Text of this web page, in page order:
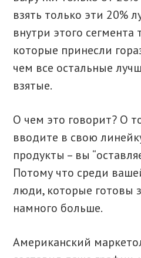
взять только эти 20%
внутри этого сегмента
которые принесли
чем все остальные
взятые.
О чем это говорит? О
вводите в свою
продукты – вы
Потому что среди
люди, которые готовы
намного больше.
Американский